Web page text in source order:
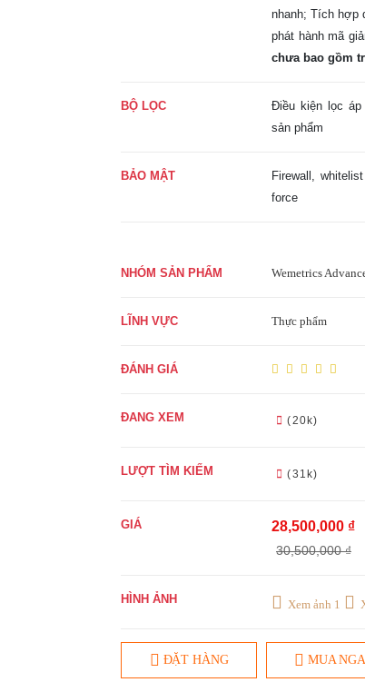
nhanh; Tích hợp
phát hành mã
chưa bao gồm
BỘ LỌC
Điều kiện lọc áp
sản phẩm
BẢO MẬT
Firewall,
force
NHÓM SẢN PHẨM Wemetrics
LĨNH VỰC Thực phẩm
ĐÁNH GIÁ
ĐANG XEM (20k)
LƯỢT TÌM KIẾM (31k)
GIÁ 28,500,000 ₫
30,500,000 ₫
HÌNH ẢNH Xem ảnh 1
ĐẶT HÀNG MUA